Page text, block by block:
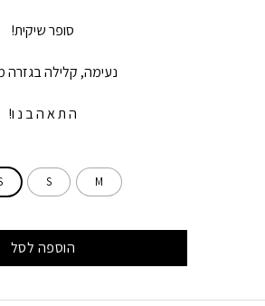
סופר שיקית!
נעימה, קלילה בגזרה
ה ת א ה ב נ ו!
M
S
הוספה לסל